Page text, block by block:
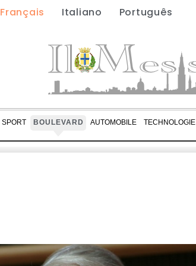
Français Italiano Português
SPORT BOULEVARD AUTOMOBILE TECHNOLOGIE